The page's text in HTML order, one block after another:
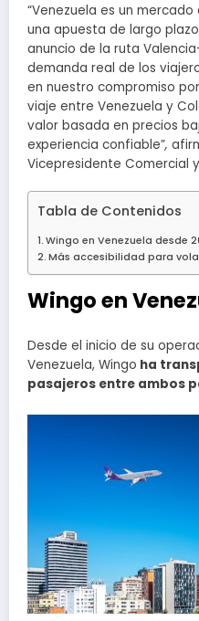
“Venezuela es un
una apuesta de largo
anuncio de la ruta
demanda real de los
en nuestro compromiso
viaje entre Venezuela y
valor basada en precios
experiencia confiable”,
Vicepresidente Comercial
Tabla de Contenidos
Wingo en Venezuela desde
Más accesibilidad para
Wingo en
Desde el inicio de su
Venezuela, Wingo ha
pasajeros entre ambos